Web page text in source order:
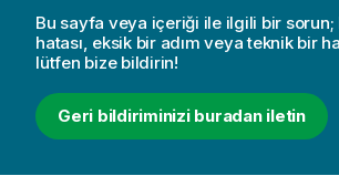
Bu sayfa veya içeriği ile ilgili bir sorun;
hatası, eksik bir adım veya teknik bir
lütfen bize bildirin!
Geri bildiriminizi buradan iletin